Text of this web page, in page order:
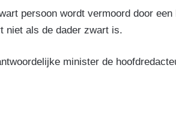
persoon wordt vermoord door
niet als de dader zwart is.
minister de